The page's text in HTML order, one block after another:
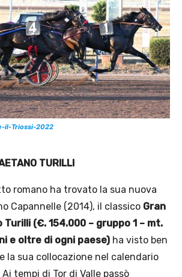
il-Triossi-2022
TURILLI
romano ha trovato la sua nuova
Capannelle (2014), il classico Gran
Turilli (€. 154.000 – gruppo 1 – mt.
e oltre di ogni paese) ha visto ben
la sua collocazione nel calendario
tempi di Tor di Valle passò